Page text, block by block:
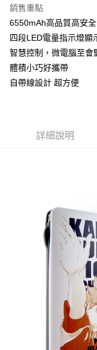
街口支付
悠遊付
AFTEE先享後付
相關說明
AFTEE先享後付是「在收
３．安心：先確認商品／
ATM／網路銀行／等多
※ 請注意：結帳手續完
購買商品的店家。未經
後付繳納相關費用。
※ 交易是否成功請以「
是否繳費成功／繳費後
客戶支援中心」https://
１．透過由恩沛科技股
易，需依本服務之必要
權轉讓予恩沛科技股份有
２．關於個人資料處理
https://aftee.tw/terms/
ATM付款
全家付款取貨
7-11付款取貨
每筆NT$60，滿
付款後7-11取貨
每筆NT$60，滿
每筆NT$120，滿
銷售重點
6550mAh高品質高安
四段LED電量指示燈顯
智慧控制，微電腦至會
體積小巧好攜帶
自帶線設計 超方便
詳細說明